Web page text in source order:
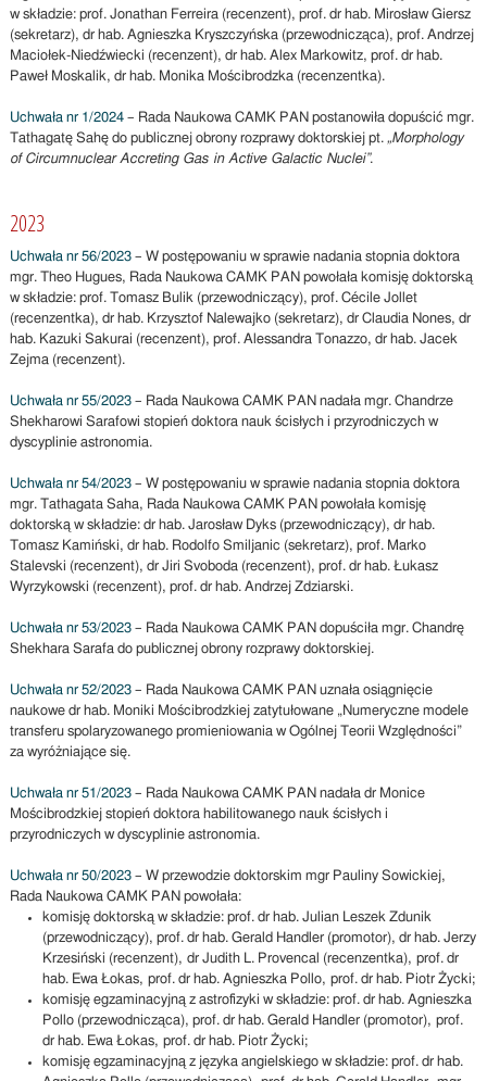
w składzie: prof. Jonathan Ferreira (recenzent), prof. dr hab. Mirosław Giersz
(sekretarz), dr hab. Agnieszka Kryszczyńska (przewodnicząca), prof. Andrzej
Maciołek-Niedźwiecki (recenzent), dr hab. Alex Markowitz, prof. dr hab.
Paweł Moskalik, dr hab. Monika Mościbrodzka (recenzentka).
Uchwała nr 1/2024– Rada Naukowa CAMK PAN postanowiła dopuścić mgr.
Tathagatę Sahę do publicznej obrony rozprawy doktorskiej pt. „Morphology
of Circumnuclear Accreting Gas in Active Galactic Nuclei”.
2023
Uchwała nr 56/2023– W postępowaniu w sprawie nadania stopnia doktora
mgr. Theo Hugues, Rada Naukowa CAMK PAN powołała komisję doktorską
w składzie: prof. Tomasz Bulik (przewodniczący), prof. Cécile Jollet
(recenzentka), dr hab. Krzysztof Nalewajko (sekretarz), dr Claudia Nones, dr
hab. Kazuki Sakurai (recenzent), prof. Alessandra Tonazzo, dr hab. Jacek
Zejma (recenzent).
Uchwała nr 55/2023– Rada Naukowa CAMK PAN nadała mgr. Chandrze
Shekharowi Sarafowi stopień doktora nauk ścisłych i przyrodniczych w
dyscyplinie astronomia.
Uchwała nr 54/2023– W postępowaniu w sprawie nadania stopnia doktora
mgr. Tathagata Saha, Rada Naukowa CAMK PAN powołała komisję
doktorską w składzie: dr hab. Jarosław Dyks (przewodniczący), dr hab.
Tomasz Kamiński, dr hab. Rodolfo Smiljanic (sekretarz), prof. Marko
Stalevski (recenzent), dr Jiri Svoboda (recenzent), prof. dr hab. Łukasz
Wyrzykowski (recenzent), prof. dr hab. Andrzej Zdziarski.
Uchwała nr 53/2023– Rada Naukowa CAMK PAN dopuściła mgr. Chandrę
Shekhara Sarafa do publicznej obrony rozprawy doktorskiej.
Uchwała nr 52/2023– Rada Naukowa CAMK PAN uznała osiągnięcie
naukowe dr hab. Moniki Mościbrodzkiej zatytułowane „Numeryczne modele
transferu spolaryzowanego promieniowania w Ogólnej Teorii Względności”
za wyróżniające się.
Uchwała nr 51/2023– Rada Naukowa CAMK PAN nadała dr Monice
Mościbrodzkiej stopień doktora habilitowanego nauk ścisłych i
przyrodniczych w dyscyplinie astronomia.
Uchwała nr 50/2023– W przewodzie doktorskim mgr Pauliny Sowickiej,
Rada Naukowa CAMK PAN powołała:
komisję doktorską w składzie: prof. dr hab. Julian Leszek Zdunik
(przewodniczący), prof. dr hab. Gerald Handler (promotor), dr hab. Jerzy
Krzesiński (recenzent), dr Judith L. Provencal (recenzentka), prof. dr
hab. Ewa Łokas, prof. dr hab. Agnieszka Pollo, prof. dr hab. Piotr Życki;
komisję egzaminacyjną z astrofizyki w składzie: prof. dr hab. Agnieszka
Pollo (przewodnicząca), prof. dr hab. Gerald Handler (promotor), prof.
dr hab. Ewa Łokas, prof. dr hab. Piotr Życki;
komisję egzaminacyjną z języka angielskiego w składzie: prof. dr hab.